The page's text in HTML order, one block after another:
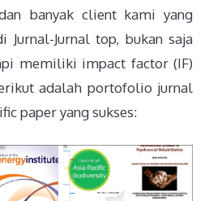
banyak client kami yang
Jurnal-Jurnal top, bukan saja
memiliki impact factor (IF)
adalah portofolio jurnal
paper yang sukses: